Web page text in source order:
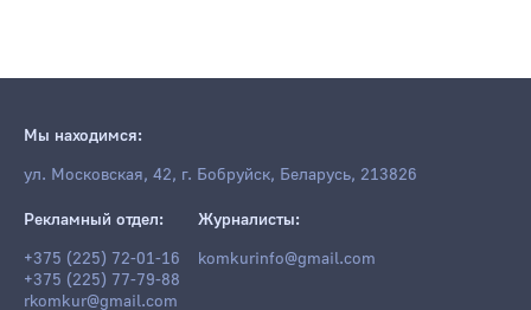
Мы находимся:
ул. Московская, 42, г. Бобруйск, Беларусь, 213826
Рекламный отдел:
+375 (225) 72-01-16
+375 (225) 77-79-88
rkomkur@gmail.com
Журналисты:
komkurinfo@gmail.com